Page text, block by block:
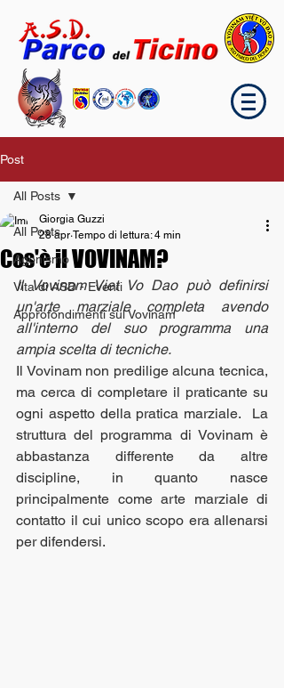
Post
All Posts
Agonismo
Vita di ASD - Eventi
Approfondimenti sul Vovinam
All Posts
Cos'è il VOVINAM?
Giorgia Guzzi
28 apr Tempo di lettura: 4 min
Il Vovinam Viet Vo Dao può definirsi
un'arte marziale completa avendo
all'interno del suo programma una
ampia scelta di tecniche.
Il Vovinam non predilige alcuna tecnica,
ma cerca di completare il praticante su
ogni aspetto della pratica marziale.  La
struttura del programma di Vovinam è
abbastanza differente da altre
discipline, in quanto nasce
principalmente come arte marziale di
contatto il cui unico scopo era allenarsi
per difendersi.